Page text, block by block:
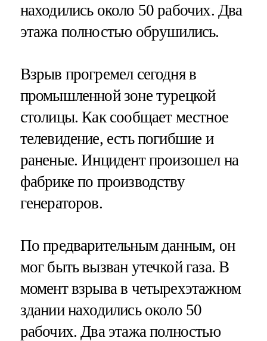
находились около 50 рабочих. Два
этажа полностью обрушились.
Взрыв прогремел сегодня в
промышленной зоне турецкой
столицы. Как сообщает местное
телевидение, есть погибшие и
раненые. Инцидент произошел на
фабрике по производству
генераторов.
По предварительным данным, он
мог быть вызван утечкой газа. В
момент взрыва в четырехэтажном
здании находились около 50
рабочих. Два этажа полностью